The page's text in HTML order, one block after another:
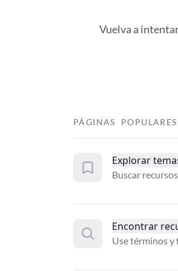
Vuelva a
PÁGINAS POPULARES
Explorar
Buscar
Encontrar
Use términos y